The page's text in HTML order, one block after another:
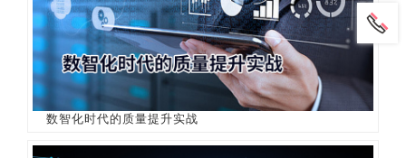
数智化时代的质量提升实战